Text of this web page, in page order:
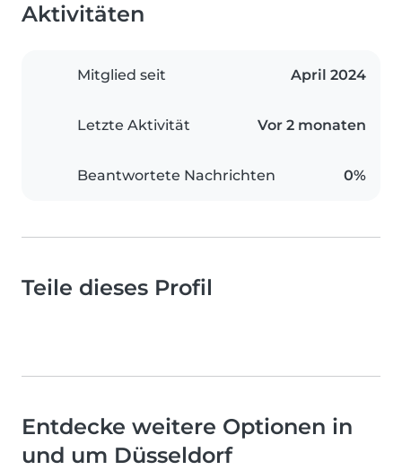
Aktivitäten
Mitglied seit April 2024
Letzte Aktivität Vor 2 monaten
Beantwortete Nachrichten 0%
Teile dieses Profil
Entdecke weitere Optionen in
und um Düsseldorf